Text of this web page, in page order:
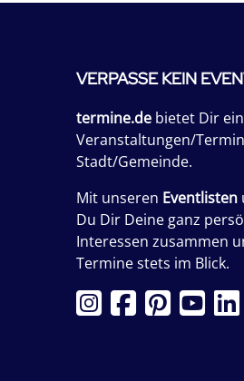
VERPASSE KEIN
termine.de bietet Dir
Veranstaltungen/
Stadt/Gemeinde.
Mit unseren Eventlisten
Du Dir Deine ganz
Interessen zusammen
Termine stets im Blick.